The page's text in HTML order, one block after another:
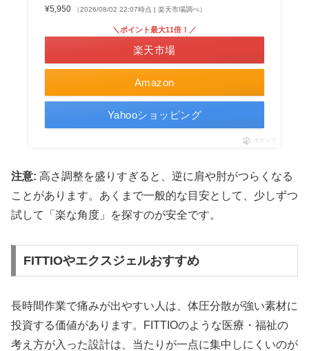
¥5,950
（2026/08/02 22:07時点 | 楽天市場調べ）
Amazon
＼ポイント最大11倍！／
楽天市場
Yahooショッピング
ポチップ
注意: 高さ調整を盛りすぎると、逆に肩や肘がつらくなる
ことがあります。あくまで一般的な目安として、少しずつ
試して「楽な角度」を探すのが安全です。
FITTIOやエクスジェルおすすめ
長時間作業で痛みが出やすい人は、体圧分散が強い素材に
投資する価値があります。FITTIOのような医療・福祉の
考え方が入った設計は、当たりが一点に集中しにくいのが